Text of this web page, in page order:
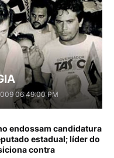
06:49:00 PM
endossam candidatura
estadual; líder do
contra